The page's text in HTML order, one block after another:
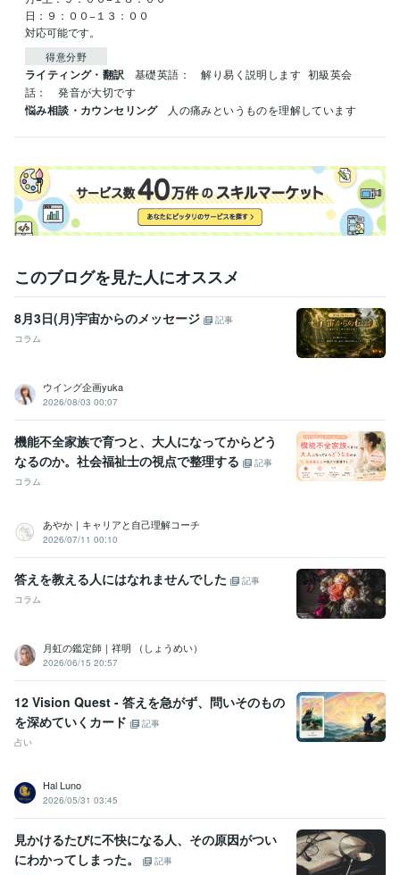
日：９：００−１３：００
対応可能です。
得意分野
ライティング・翻訳 基礎英語：　解り易く説明します 初級英会
話：　発音が大切です
悩み相談・カウンセリング 人の痛みというものを理解しています
このブログを見た人にオススメ
8月3日(月)宇宙からのメッセージ
記事
コラム
ウイング企画yuka
2026/08/03 00:07
機能不全家族で育つと、大人になってからどう
なるのか。社会福祉士の視点で整理する
記事
コラム
あやか｜キャリアと自己理解コーチ
2026/07/11 00:10
答えを教える人にはなれませんでした
記事
コラム
月虹の鑑定師｜祥明 （しょうめい）
2026/06/15 20:57
12 Vision Quest - 答えを急がず、問いそのもの
を深めていくカード
記事
占い
Hal Luno
2026/05/31 03:45
見かけるたびに不快になる人、その原因がつい
にわかってしまった。
記事